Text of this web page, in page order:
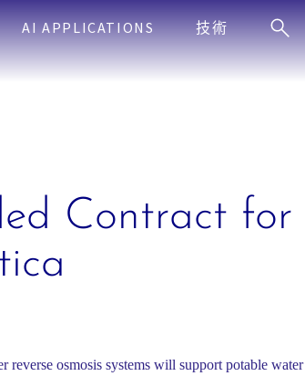
AI APPLICATIONS 技術
Contract for